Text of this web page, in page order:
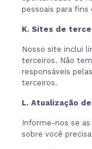
pessoais para fins
K. Sites de
Nosso site inclui
terceiros. Não
responsáveis
terceiros.
L. Atualização
Informe-nos se
sobre você